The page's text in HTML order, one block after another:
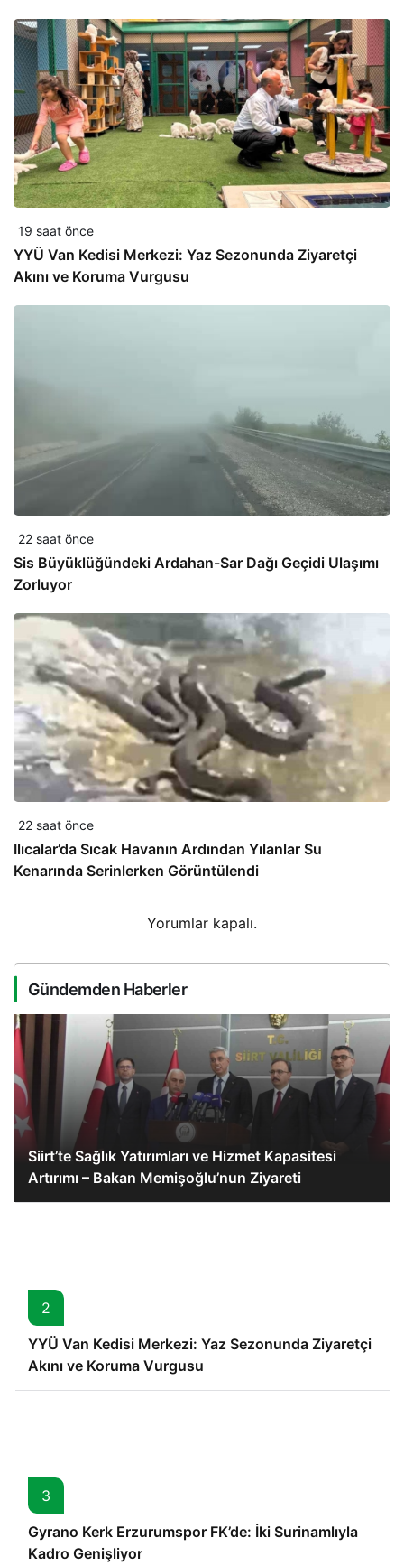
19 saat önce
YYÜ Van Kedisi Merkezi: Yaz Sezonunda Ziyaretçi
Akını ve Koruma Vurgusu
22 saat önce
Sis Büyüklüğündeki Ardahan-Sar Dağı Geçidi Ulaşımı
Zorluyor
22 saat önce
Ilıcalar’da Sıcak Havanın Ardından Yılanlar Su
Kenarında Serinlerken Görüntülendi
Yorumlar kapalı.
Gündemden Haberler
Siirt’te Sağlık Yatırımları ve Hizmet Kapasitesi
Artırımı – Bakan Memişoğlu’nun Ziyareti
2
YYÜ Van Kedisi Merkezi: Yaz Sezonunda Ziyaretçi
Akını ve Koruma Vurgusu
3
Gyrano Kerk Erzurumspor FK’de: İki Surinamlıyla
Kadro Genişliyor